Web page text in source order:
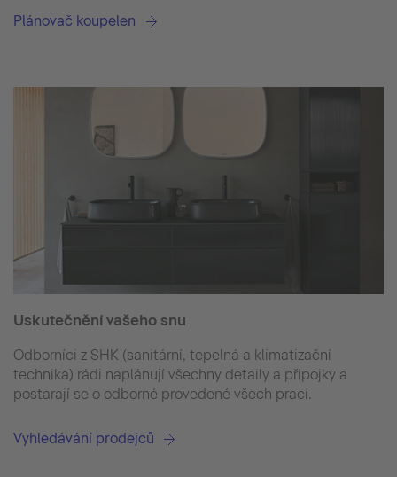
Plánovač koupelen
Uskutečnění vašeho snu
Odborníci z SHK (sanitární, tepelná a klimatizační
technika) rádi naplánují všechny detaily a přípojky a
postarají se o odborné provedené všech prací.
Vyhledávání prodejců